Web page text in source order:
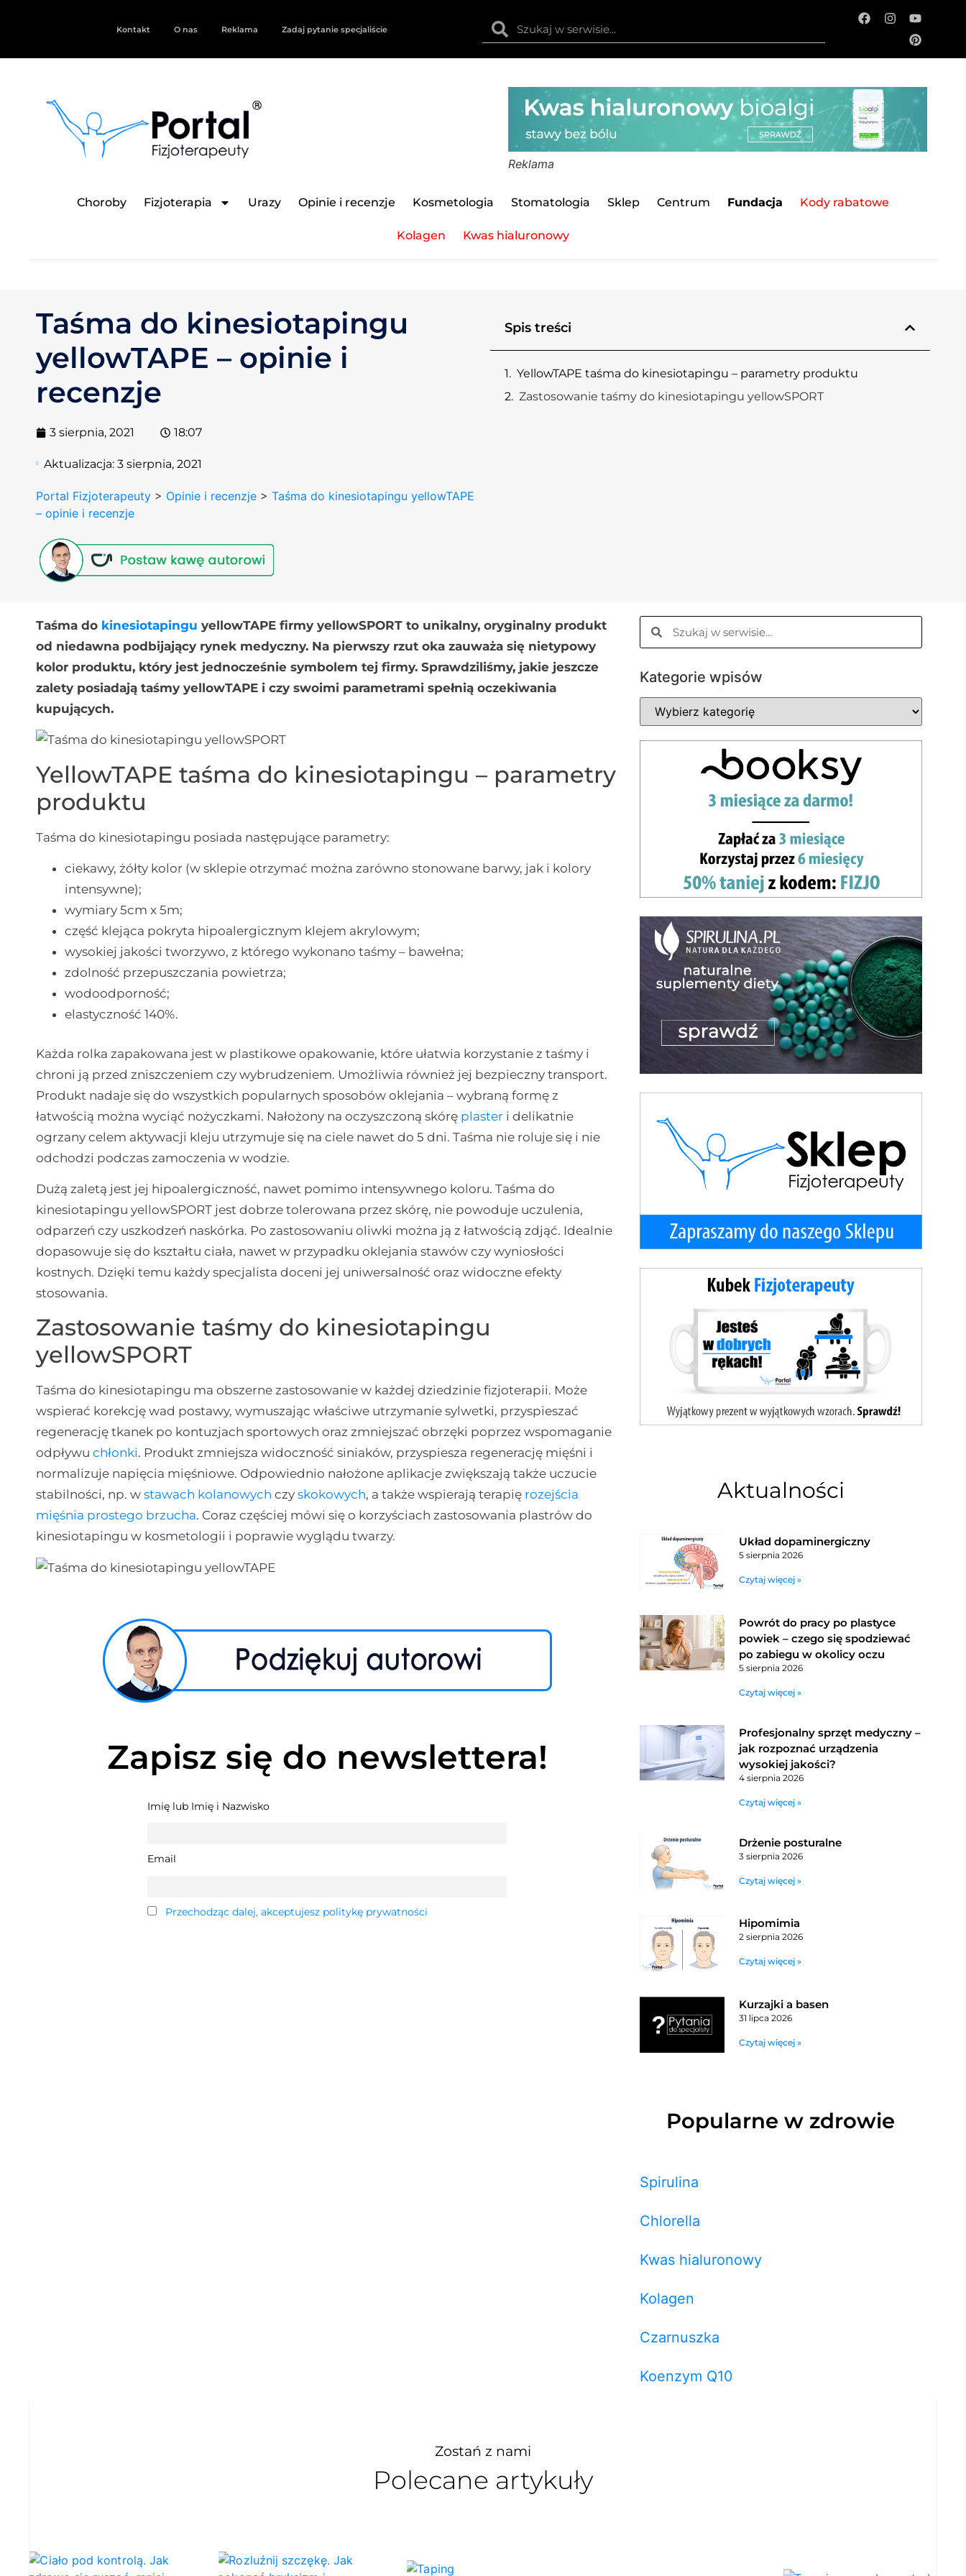
Kontakt O nas Reklama Zadaj pytanie specjaliście
Reklama
Choroby Fizjoterapia Urazy Opinie i recenzje Kosmetologia Stomatologia Sklep Centrum Fundacja Kody rabatowe
Kolagen Kwas hialuronowy
Taśma do kinesiotapingu
yellowTAPE – opinie i
recenzje
3 sierpnia, 2021 18:07
Aktualizacja:3 sierpnia, 2021
Portal Fizjoterapeuty > Opinie i recenzje >Taśma do kinesiotapingu yellowTAPE
– opinie i recenzje
Spis treści
YellowTAPE taśma do kinesiotapingu – parametry produktu
Zastosowanie taśmy do kinesiotapingu yellowSPORT
Taśma do kinesiotapingu yellowTAPE firmy yellowSPORT to unikalny, oryginalny produkt
od niedawna podbijający rynek medyczny. Na pierwszy rzut oka zauważa się nietypowy
kolor produktu, który jest jednocześnie symbolem tej firmy. Sprawdziliśmy, jakie jeszcze
zalety posiadają taśmy yellowTAPE i czy swoimi parametrami spełnią oczekiwania
kupujących.
YellowTAPE taśma do kinesiotapingu – parametry
produktu
Taśma do kinesiotapingu posiada następujące parametry:
ciekawy, żółty kolor (w sklepie otrzymać można zarówno stonowane barwy, jak i kolory
intensywne);
wymiary 5cm x 5m;
część klejąca pokryta hipoalergicznym klejem akrylowym;
wysokiej jakości tworzywo, z którego wykonano taśmy – bawełna;
zdolność przepuszczania powietrza;
wodoodporność;
elastyczność 140%.
Każda rolka zapakowana jest w plastikowe opakowanie, które ułatwia korzystanie z taśmy i
chroni ją przed zniszczeniem czy wybrudzeniem. Umożliwia również jej bezpieczny transport.
Produkt nadaje się do wszystkich popularnych sposobów oklejania – wybraną formę z
łatwością można wyciąć nożyczkami. Nałożony na oczyszczoną skórę plaster i delikatnie
ogrzany celem aktywacji kleju utrzymuje się na ciele nawet do 5 dni. Taśma nie roluje się i nie
odchodzi podczas zamoczenia w wodzie.
Dużą zaletą jest jej hipoalergiczność, nawet pomimo intensywnego koloru. Taśma do
kinesiotapingu yellowSPORT jest dobrze tolerowana przez skórę, nie powoduje uczulenia,
odparzeń czy uszkodzeń naskórka. Po zastosowaniu oliwki można ją z łatwością zdjąć. Idealnie
dopasowuje się do kształtu ciała, nawet w przypadku oklejania stawów czy wyniosłości
kostnych. Dzięki temu każdy specjalista doceni jej uniwersalność oraz widoczne efekty
stosowania.
Zastosowanie taśmy do kinesiotapingu
yellowSPORT
Taśma do kinesiotapingu ma obszerne zastosowanie w każdej dziedzinie fizjoterapii. Może
wspierać korekcję wad postawy, wymuszając właściwe utrzymanie sylwetki, przyspieszać
regenerację tkanek po kontuzjach sportowych oraz zmniejszać obrzęki poprzez wspomaganie
odpływuchłonki. Produkt zmniejsza widoczność siniaków, przyspiesza regenerację mięśni i
normalizuje napięcia mięśniowe. Odpowiednio nałożone aplikacje zwiększają także uczucie
stabilności, np. wstawach kolanowych czyskokowych, a także wspierają terapię rozejścia
mięśnia prostego brzucha. Coraz częściej mówi się o korzyściach zastosowania plastrów do
kinesiotapingu w kosmetologii i poprawie wyglądu twarzy.
Zapisz się do newslettera!
Imię lub Imię i Nazwisko
Email
Przechodząc dalej, akceptujesz politykę prywatności
Kategorie wpisów
Aktualności
Układ dopaminergiczny
5 sierpnia 2026
Czytaj więcej »
Powrót do pracy po plastyce
powiek – czego się spodziewać
po zabiegu w okolicy oczu
5 sierpnia 2026
Czytaj więcej »
Profesjonalny sprzęt medyczny –
jak rozpoznać urządzenia
wysokiej jakości?
4 sierpnia 2026
Czytaj więcej »
Drżenie posturalne
3 sierpnia 2026
Czytaj więcej »
Hipomimia
2 sierpnia 2026
Czytaj więcej »
Kurzajki a basen
31 lipca 2026
Czytaj więcej »
Popularne w zdrowie
Spirulina
Chlorella
Kwas hialuronowy
Kolagen
Czarnuszka
Koenzym Q10
Zostań z nami
Polecane artykuły